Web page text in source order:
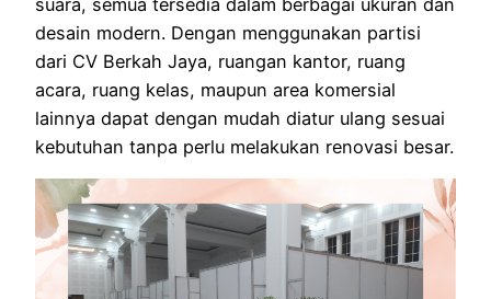
desain modern. Dengan menggunakan partisi
dari CV Berkah Jaya, ruangan kantor, ruang
acara, ruang kelas, maupun area komersial
lainnya dapat dengan mudah diatur ulang sesuai
kebutuhan tanpa perlu melakukan renovasi besar.